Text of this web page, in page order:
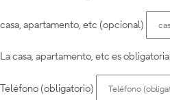
casa, apartamento, etc (opcional)
La casa, apartamento, etc es obligatoria
Teléfono (obligatorio)